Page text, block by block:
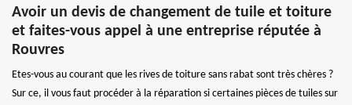
Avoir un devis de changement de tuile et toiture
et faites-vous appel à une entreprise réputée à
Rouvres
Etes-vous au courant que les rives de toiture sans rabat sont très chères ?
Sur ce, il vous faut procéder à la réparation si certaines pièces de tuiles sur